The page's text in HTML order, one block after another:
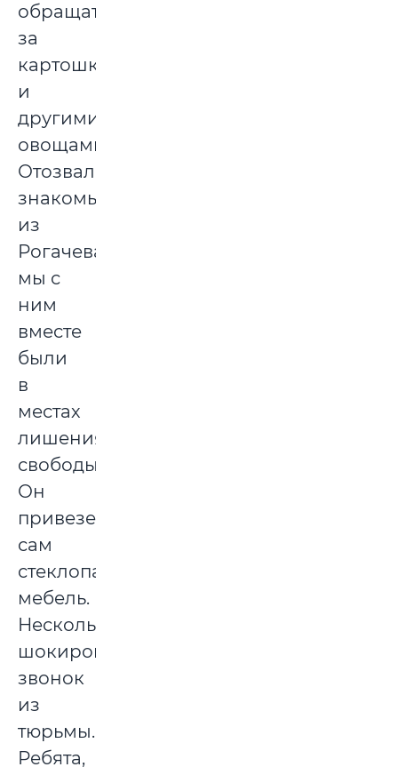
обращаться
за
картошкой
и
другими
овощами.
Отозвался
знакомый
из
Рогачева,
мы с
ним
вместе
были
в
местах
лишения
свободы.
Он
привезет
сам
стеклопакеты,
мебель.
Несколько
шокировал
звонок
из
тюрьмы.
Ребята,